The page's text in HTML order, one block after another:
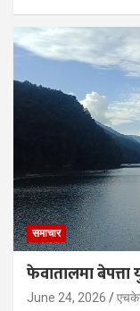
समाचार
फेवातालमा
June 24, 2026